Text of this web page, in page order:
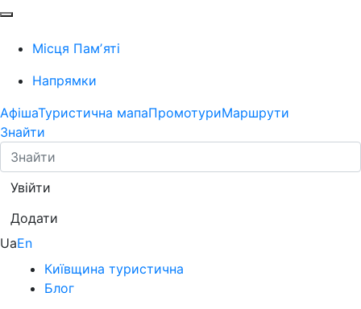
Місця Памʼяті
Напрямки
АфішаТуристична мапаПромотуриМаршрути
Знайти
Увійти
Додати
UaEn
Київщина туристична
Блог